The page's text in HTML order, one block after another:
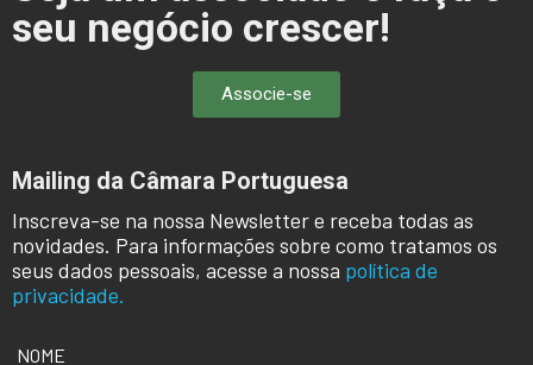
seu negócio crescer!
Associe-se
Mailing da Câmara Portuguesa
Inscreva-se na nossa Newsletter e receba todas as
novidades. Para informações sobre como tratamos os
seus dados pessoais, acesse a nossa política de
privacidade.